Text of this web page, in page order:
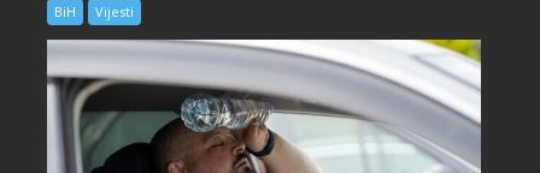
BiH Vijesti